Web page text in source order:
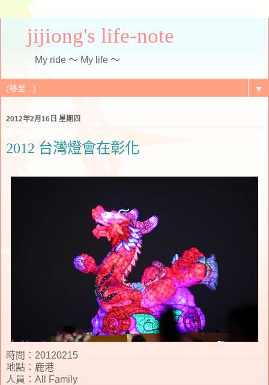
jijiong's life-note
My ride ～ My life ～
▼
2012年2月16日 星期四
2012 台灣燈會在彰化
時間：20120215
地點：鹿港
人員：All Family